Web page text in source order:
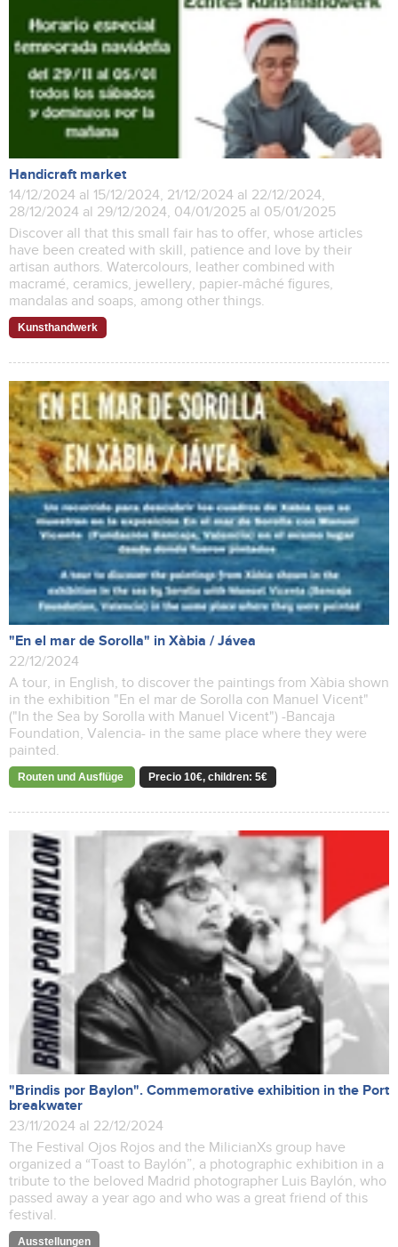
Handicraft market
14/12/2024 al 15/12/2024, 21/12/2024 al 22/12/2024,
28/12/2024 al 29/12/2024, 04/01/2025 al 05/01/2025
Discover all that this small fair has to offer, whose articles
have been created with skill, patience and love by their
artisan authors. Watercolours, leather combined with
macramé, ceramics, jewellery, papier-mâché figures,
mandalas and soaps, among other things.
Kunsthandwerk
"En el mar de Sorolla" in Xàbia / Jávea
22/12/2024
A tour, in English, to discover the paintings from Xàbia shown
in the exhibition "En el mar de Sorolla con Manuel Vicent"
("In the Sea by Sorolla with Manuel Vicent") -Bancaja
Foundation, Valencia- in the same place where they were
painted.
Routen und Ausflüge Precio 10€, children: 5€
"Brindis por Baylon". Commemorative exhibition in the Port
breakwater
23/11/2024 al 22/12/2024
The Festival Ojos Rojos and the MilicianXs group have
organized a “Toast to Baylón”, a photographic exhibition in a
tribute to the beloved Madrid photographer Luis Baylón, who
passed away a year ago and who was a great friend of this
festival.
Ausstellungen